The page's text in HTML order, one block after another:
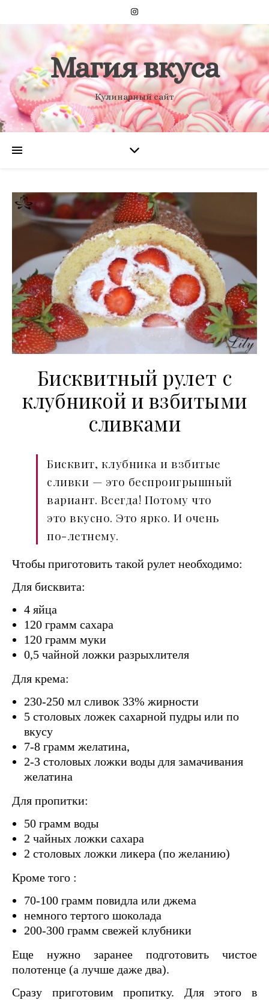
Магия вкуса
Кулинарный сайт
Бисквитный рулет с
клубникой и взбитыми
сливками
Бисквит, клубника и взбитые
сливки — это беспроигрышный
вариант. Всегда! Потому что
это вкусно. Это ярко. И очень
по-летнему.
Чтобы приготовить такой рулет необходимо:
Для бисквита:
4 яйца
120 грамм сахара
120 грамм муки
0,5 чайной ложки разрыхлителя
Для крема:
230-250 мл сливок 33% жирности
5 столовых ложек сахарной пудры или по
вкусу
7-8 грамм желатина,
2-3 столовых ложки воды для замачивания
желатина
Для пропитки:
50 грамм воды
2 чайных ложки сахара
2 столовых ложки ликера (по желанию)
Кроме того :
70-100 грамм повидла или джема
немного тертого шоколада
200-300 грамм свежей клубники
Еще нужно заранее подготовить чистое
полотенце (а лучше даже два).
Сразу приготовим пропитку. Для этого в